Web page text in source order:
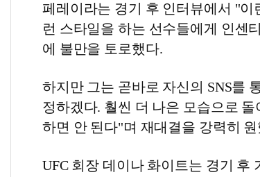
페레이라는 경기 후 인터뷰에서 "이
런 스타일을 하는 선수들에게 인센
에 불만을 토로했다.
하지만 그는 곧바로 자신의 SNS를
정하겠다. 훨씬 더 나은 모습으로
하면 안 된다"며 재대결을 강력히 원
UFC 회장 데이나 화이트는 경기